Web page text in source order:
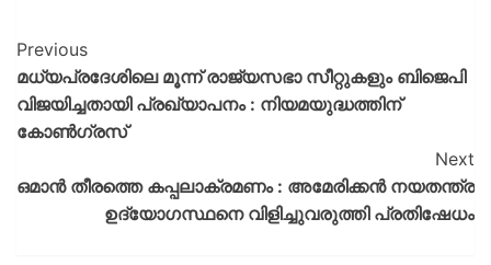
Previous
മധ്യപ്രദേശിലെ മൂന്ന് രാജ്യസഭാ സീറ്റുകളും ബിജെപി
വിജയിച്ചതായി പ്രഖ്യാപനം : നിയമയുദ്ധത്തിന്
കോണ്‍ഗ്രസ്
Next
ഒമാന്‍ തീരത്തെ കപ്പലാക്രമണം : അമേരിക്കന്‍ നയതന്ത്ര
ഉദ്യോഗസ്ഥനെ വിളിച്ചുവരുത്തി പ്രതിഷേധം